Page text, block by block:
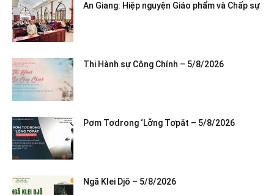
An Giang: Hiệp nguyện Giáo phẩm và Chấp sự
Thi Hành sự Công Chính – 5/8/2026
Pơm Tơdrong ‘Lơ̆ng Tơpăt – 5/8/2026
Ngă Klei Djŏ – 5/8/2026